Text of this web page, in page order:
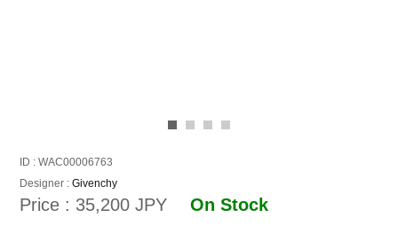
ID : WAC00006763
Designer :Givenchy
Price : 35,200 JPYOn Stock